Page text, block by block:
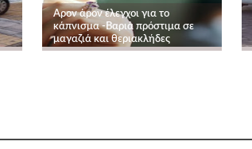
Αρον άρον έλεγχοι για το
κάπνισμα -Βαριά πρόστιμα σε
μαγαζιά και θεριακλήδες